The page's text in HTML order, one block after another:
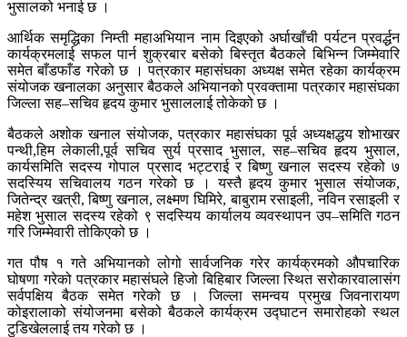
भुसालको भनाई छ ।
आर्थिक समृद्धिका निम्ती महाअभियान नाम दिइएको अर्घाखाँची पर्यटन प्रवर्द्धन
कार्यक्रमलाई सफल पार्न शुक्रबार बसेको बिस्तृत बैठकले बिभिन्न जिम्मेवारि
समेत बाँडफाँड गरेको छ । पत्रकार महासंघका अध्यक्ष समेत रहेका कार्यक्रम
संयोजक खनालका अनुसार बैठकले अभियानको प्रवक्तामा पत्रकार महासंघका
जिल्ला सह–सचिव हृदय कुमार भुसाललाई तोकेको छ ।
बैठकले अशोक खनाल संयोजक, पत्रकार महासंघका पूर्व अध्यक्षद्धय शोभाखर
पन्थी,हिम लेकाली,पूर्व सचिव सुर्य प्रसाद भुसाल, सह–सचिव हृदय भुसाल,
कार्यसमिति सदस्य गोपाल प्रसाद भट्टराई र बिष्णु खनाल सदस्य रहेको ७
सदस्यिय सचिवालय गठन गरेको छ । यस्तै हृदय कुमार भुसाल संयोजक,
जितेन्द्र खत्री, बिष्णु खनाल, लक्ष्मण घिमिरे, बाबुराम रसाइली, नविन रसाइली र
महेश भुसाल सदस्य रहेको ९ सदस्यिय कार्यालय व्यवस्थापन उप–समिति गठन
गरि जिम्मेवारी तोकिएको छ ।
गत पौष १ गते अभियानको लोगो सार्वजनिक गरेर कार्यक्रमको औपचारिक
घोषणा गरेको पत्रकार महासंघले हिजो बिहिबार जिल्ला स्थित सरोकारवालासंग
सर्वपक्षिय बैठक समेत गरेको छ । जिल्ला समन्वय प्रमुख जिवनारायण
कोइरालाको संयोजनमा बसेको बैठकले कार्यक्रम उद्घाटन समारोहको स्थल
टुडिखेललाई तय गरेको छ ।